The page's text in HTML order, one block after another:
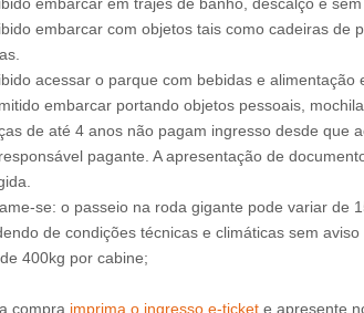
embarcar com objetos tais como cadeiras de
acessar o parque com bebidas e alimentação
embarcar portando objetos pessoais, mochila
de até 4 anos não pagam ingresso desde que
pagante. A apresentação de
se: o passeio na roda gigante pode variar de
de condições técnicas e climáticas sem aviso
400kg por cabine;
compra imprima o ingresso e-tickete apresente